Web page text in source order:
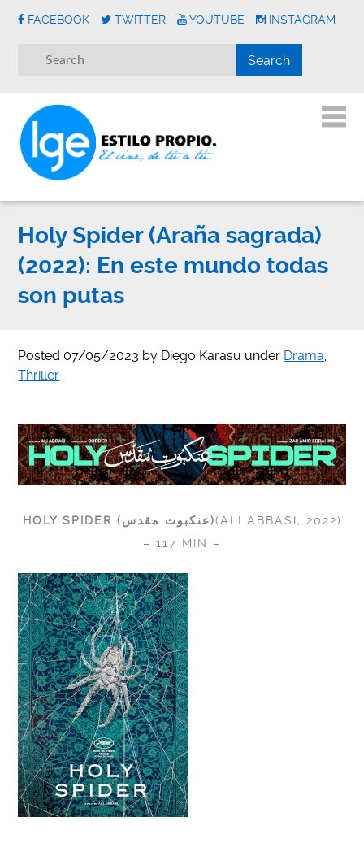
FACEBOOK TWITTER YOUTUBE INSTAGRAM
Holy Spider (Araña sagrada)
(2022): En este mundo todas
son putas
Posted 07/05/2023 by Diego Karasu under Drama,
Thriller
HOLY SPIDER (عنکبوت مقدس)(ALI ABBASI, 2022)
– 117 MIN –